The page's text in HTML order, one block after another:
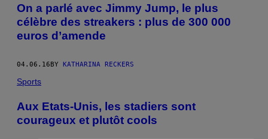
On a parlé avec Jimmy Jump, le plus
célèbre des streakers : plus de 300 000
euros d’amende
04.06.16BY KATHARINA RECKERS
Sports
Aux Etats-Unis, les stadiers sont
courageux et plutôt cools